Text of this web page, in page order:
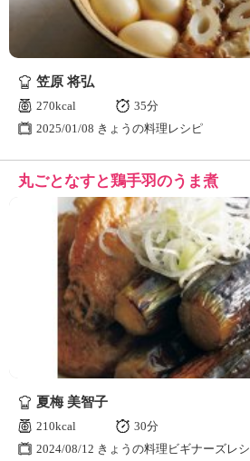
笠原 将弘
270kcal
35分
2025/01/08 きょうの料理レシピ
丸ごとなすと鶏手羽のうま煮
夏梅 美智子
210kcal
30分
2024/08/12 きょうの料理ビギナーズレ